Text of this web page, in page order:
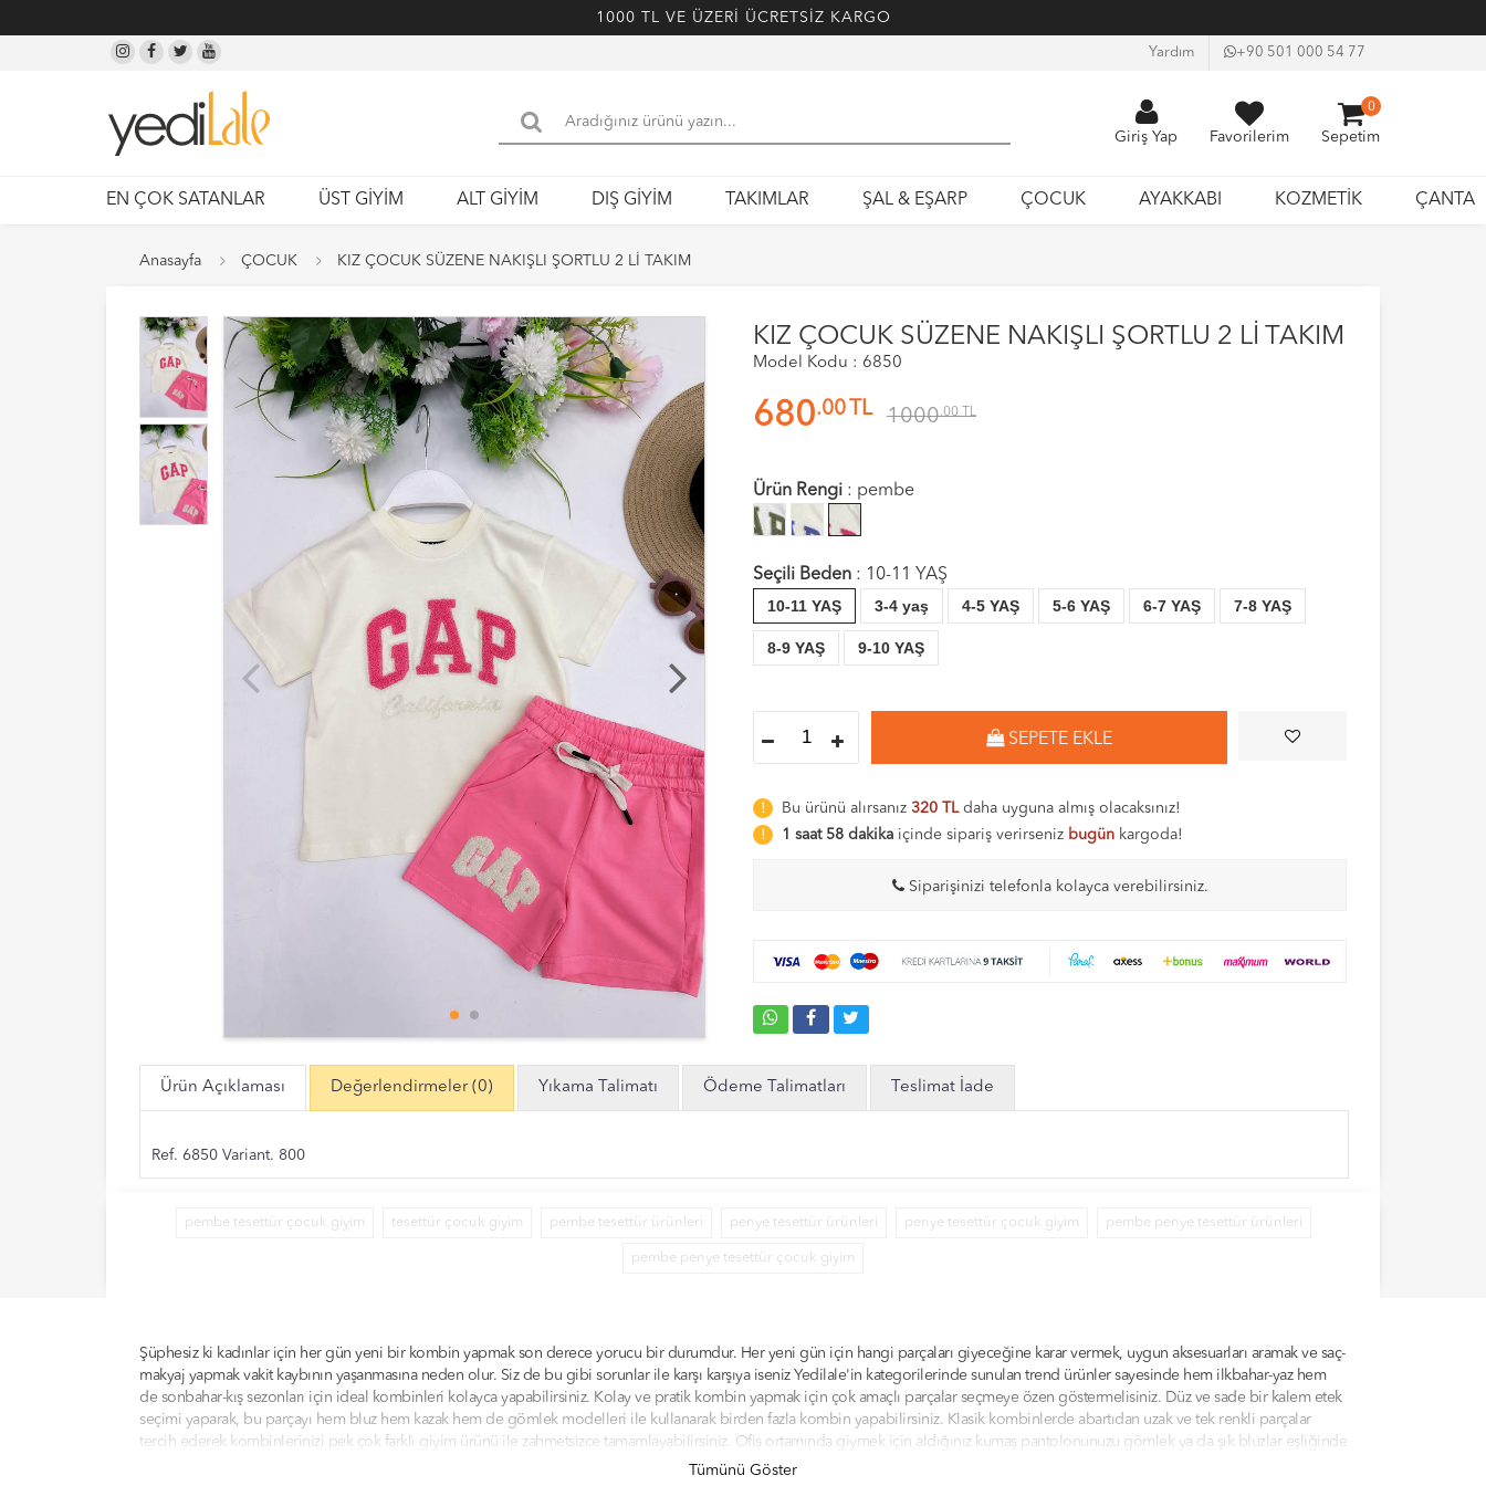
1000 TL VE ÜZERİ ÜCRETSİZ KARGO
Yardım +90 501 000 54 77
Giriş Yap Favorilerim Sepetim
0
EN ÇOK SATANLAR ÜST GİYİM ALT GİYİM DIŞ GİYİM TAKIMLAR ŞAL & EŞARP ÇOCUK AYAKKABI KOZMETİK ÇANTA
Anasayfa ÇOCUK KIZ ÇOCUK SÜZENE NAKIŞLI ŞORTLU 2 Lİ TAKIM
KIZ ÇOCUK SÜZENE NAKIŞLI ŞORTLU 2 Lİ TAKIM
Model Kodu : 6850
680.00 TL 1000.00 TL
Ürün Rengi : pembe
Seçili Beden : 10-11 YAŞ
10-11 YAŞ
3-4 yaş 4-5 YAŞ 5-6 YAŞ 6-7 YAŞ 7-8 YAŞ
8-9 YAŞ 9-10 YAŞ
SEPETE EKLE
Bu ürünü alırsanız 320 TLdaha uyguna almış olacaksınız!
1 saat 58 dakika içinde sipariş verirseniz bugün kargoda!
Siparişinizi telefonla kolayca verebilirsiniz.
Ürün Açıklaması Değerlendirmeler (0) Yıkama Talimatı Ödeme Talimatları Teslimat İade
Ref. 6850 Variant. 800
pembe tesettür çocuk giyim tesettür çocuk giyim pembe tesettür ürünleri penye tesettür ürünleri penye tesettür çocuk giyim pembe penye tesettür ürünleri
pembe penye tesettür çocuk giyim
Tümünü Göster
Şüphesiz ki kadınlar için her gün yeni bir kombin yapmak son derece yorucu bir durumdur. Her yeni gün için hangi parçaları giyeceğine karar vermek, uygun aksesuarları aramak ve saç-
makyaj yapmak vakit kaybının yaşanmasına neden olur. Siz de bu gibi sorunlar ile karşı karşıya iseniz Yedilale'in kategorilerinde sunulan trend ürünler sayesinde hem ilkbahar-yaz hem
de sonbahar-kış sezonları için ideal kombinleri kolayca yapabilirsiniz. Kolay ve pratik kombin yapmak için çok amaçlı parçalar seçmeye özen göstermelisiniz. Düz ve sade bir kalem etek
seçimi yaparak, bu parçayı hem bluz hem kazak hem de gömlek modelleri ile kullanarak birden fazla kombin yapabilirsiniz. Klasik kombinlerde abartıdan uzak ve tek renkli parçalar
tercih ederek kombinlerinizi pek çok farklı giyim ürünü ile zahmetsizce tamamlayabilirsiniz. Ofis ortamında giymek için aldığınız kumaş pantolonunuzu gömlek ya da şık bluzlar eşliğinde
tamamlayarak stiletto bir ayakkabı ile taçlandırabilirsiniz. Tarzınıza uygun olan klasik, casual ve spor kombinler yapabilmek için yedilale.com kategorilerinde sunulan ürünler arasından